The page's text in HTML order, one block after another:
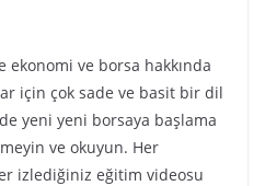
ekonomi ve borsa hakkında
için çok sade ve basit bir dil
yeni yeni borsaya başlama
ve okuyun. Her
izlediğiniz eğitim videosu